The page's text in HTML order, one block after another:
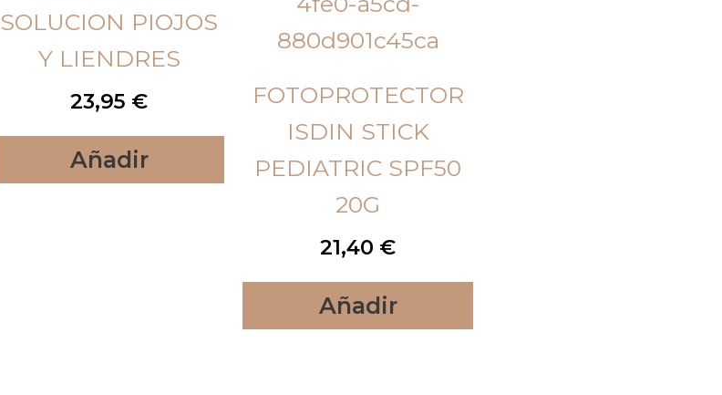
SOLUCION PIOJOS
Y LIENDRES
23,95 €
Añadir
FOTOPROTECTOR
ISDIN STICK
PEDIATRIC SPF50
20G
21,40 €
Añadir